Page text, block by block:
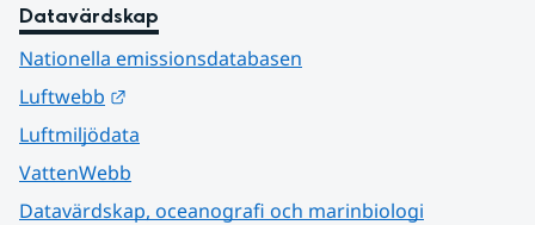
Datavärdskap
Nationella emissionsdatabasen
Luftwebb
Luftmiljödata
VattenWebb
Datavärdskap, oceanografi och marinbiologi